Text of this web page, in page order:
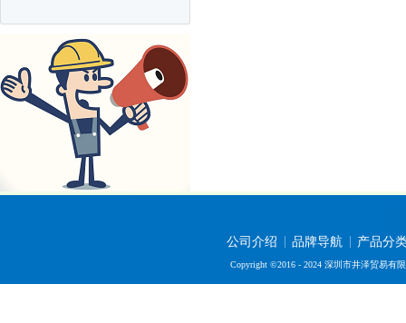
公司介绍 品牌导航 产品分
Copyright ©2016 - 2024 深圳市井泽贸易有